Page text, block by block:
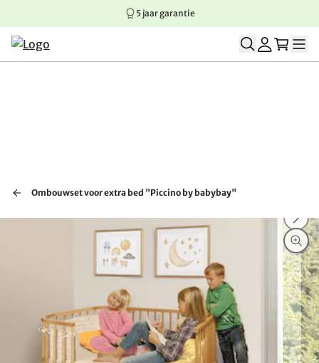
Springen naar hoofdinhoud
Springen naar hoofdnavigatie
Springen naar voettekst
5 jaar garantie
Ombouwset voor extra bed "Piccino by babybay"